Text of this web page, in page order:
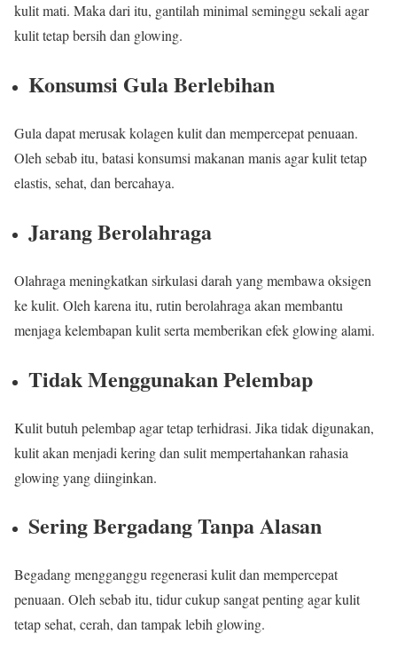
kulit mati. Maka dari itu, gantilah minimal seminggu sekali agar
kulit tetap bersih dan glowing.
Konsumsi Gula Berlebihan
Gula dapat merusak kolagen kulit dan mempercepat penuaan.
Oleh sebab itu, batasi konsumsi makanan manis agar kulit tetap
elastis, sehat, dan bercahaya.
Jarang Berolahraga
Olahraga meningkatkan sirkulasi darah yang membawa oksigen
ke kulit. Oleh karena itu, rutin berolahraga akan membantu
menjaga kelembapan kulit serta memberikan efek glowing alami.
Tidak Menggunakan Pelembap
Kulit butuh pelembap agar tetap terhidrasi. Jika tidak digunakan,
kulit akan menjadi kering dan sulit mempertahankan rahasia
glowing yang diinginkan.
Sering Bergadang Tanpa Alasan
Begadang mengganggu regenerasi kulit dan mempercepat
penuaan. Oleh sebab itu, tidur cukup sangat penting agar kulit
tetap sehat, cerah, dan tampak lebih glowing.